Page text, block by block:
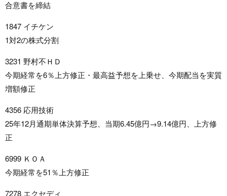
合意書を締結
1847 イチケン
1対2の株式分割
3231 野村不ＨＤ
今期経常を6％上方修正・最高益予想を上乗せ、今期配当を実質
増額修正
4356 応用技術
25年12月通期単体決算予想、当期6.45億円→9.14億円、上方修
正
6999 ＫＯＡ
今期経常を51％上方修正
7278 エクセディ